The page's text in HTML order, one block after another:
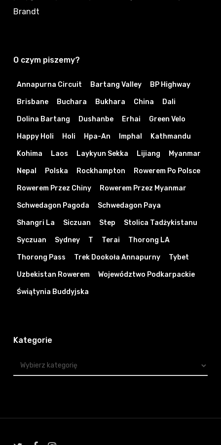
Brandt
O czym piszemy?
Annapurna Circuit Bartang Valley BP Highway
Brisbane Buchara Bukhara China Dali
Dolina Bartang Dushanbe Erhai Green Velo
Happy Holi Holi Hpa-An Imphal Kathmandu
Kohima Laos Laykyun Sekka Lijiang Myanmar
Nepal Polska Rockhampton Rowerem Po Polsce
Rowerem Przez Chiny Rowerem Przez Myanmar
Schwedagon Pagoda Schwedagon Paya
Shangri La Siczuan Step Stolica Tadżykistanu
Syczuan Sydney T Terai Thorong LA
Thorong Pass Trek Dookoła Annapurny Tybet
Uzbekistan Rowerem Województwo Podkarpackie
Świątynia Buddyjska
Kategorie
Kategorie